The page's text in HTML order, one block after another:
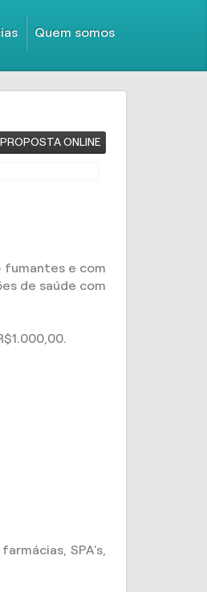
Quem somos
PROPOSTA ONLINE
fumantes e com
de saúde com
SPA’s,